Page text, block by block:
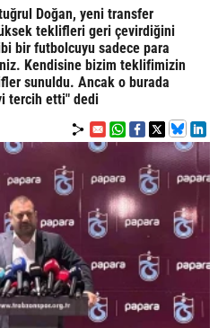
Doğan, yeni transfer
teklifleri geri çevirdiğini
bir futbolcuyu sadece para
Kendisine bizim teklifimizin
sunuldu. Ancak o burada
tercih etti" dedi